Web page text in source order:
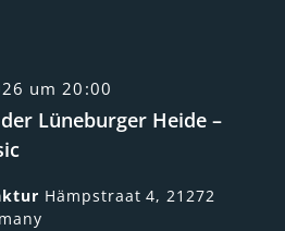
um 20:00
Lüneburger Heide –
Hämpstraat 4, 21272